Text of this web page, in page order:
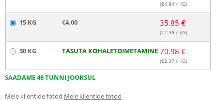
(€4.84 / KG)
15 KG €4.00 35.85 €
(€2.39 / KG)
30 KG TASUTA KOHALETOIMETAMINE 70.98 €
(€2.37 / KG)
SAADAME 48 TUNNI JOOKSUL
Meie klientide fotod Meie klientide fotod